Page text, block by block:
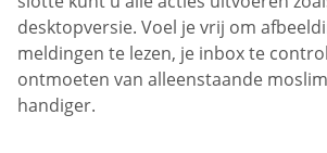
desktopversie. Voel je vrij om
meldingen te lezen, je inbox te
ontmoeten van alleenstaande
handiger.